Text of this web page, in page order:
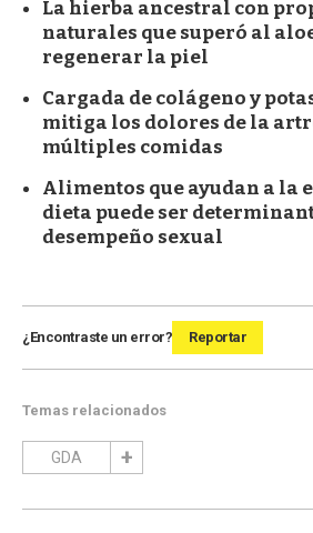
La hierba ancestral con
naturales que superó al
regenerar la piel
Cargada de colágeno y
mitiga los dolores de la
múltiples comidas
Alimentos que ayudan a la
dieta puede ser
desempeño sexual
¿Encontraste un error? Reportar
Temas relacionados
GDA